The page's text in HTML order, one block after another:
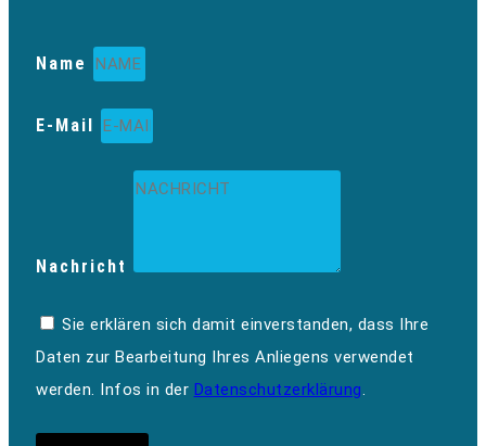
Name
E-Mail
Nachricht
Sie erklären sich damit einverstanden, dass Ihre
Daten zur Bearbeitung Ihres Anliegens verwendet
werden. Infos in der Datenschutzerklärung.